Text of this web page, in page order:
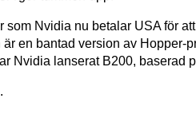
som Nvidia nu betalar USA för
är en bantad version av Hopper-
Nvidia lanserat B200, baserad